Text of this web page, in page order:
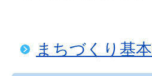
まちづくり基